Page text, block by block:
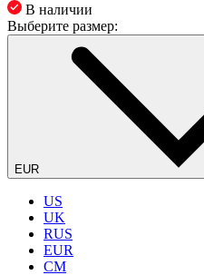
В наличии
Выберите размер:
EUR
US
UK
RUS
EUR
CM